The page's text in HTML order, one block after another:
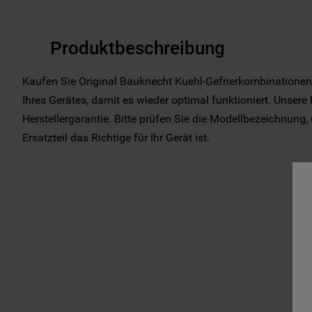
Produktbeschreibung
Kaufen Sie Original Bauknecht Kuehl-
Ihres Gerätes, damit es wieder optimal funktioniert.
Herstellergarantie. Bitte prüfen Sie die
Ersatzteil das Richtige für Ihr Gerät ist.